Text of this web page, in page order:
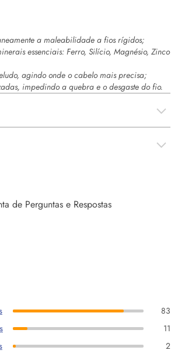
a maleabilidade a fios rígidos;
essenciais: Ferro, Silício, Magnésio, Zinco
agindo onde o cabelo mais precisa;
impedindo a quebra e o desgaste do fio.
de Perguntas e Respostas
83
11
2